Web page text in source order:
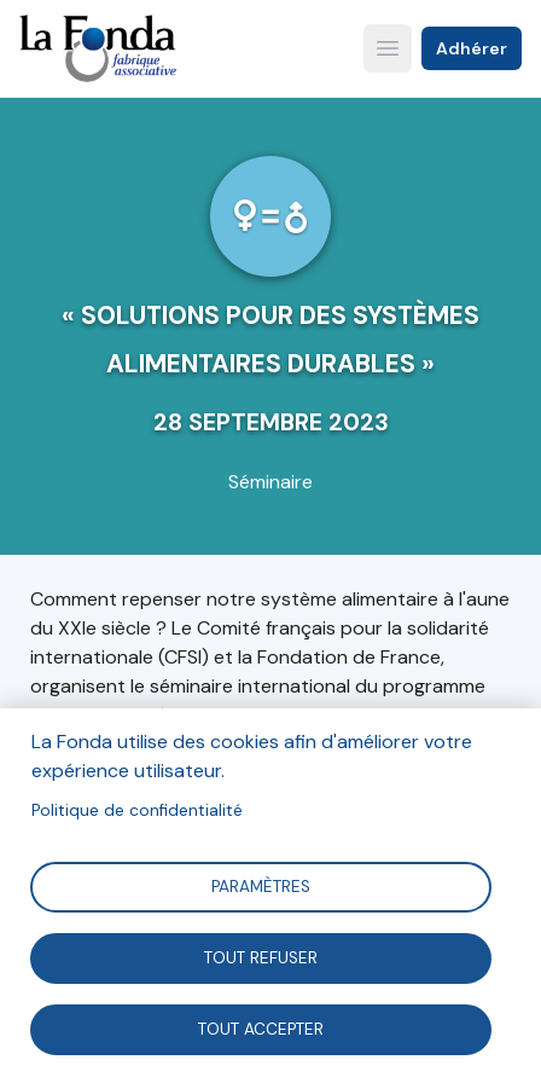
Aller
au
contenu
principal
Open main menu
Adhérer
« SOLUTIONS POUR DES SYSTÈMES
ALIMENTAIRES DURABLES »
28 SEPTEMBRE 2023
Séminaire
Comment repenser notre système alimentaire à l'aune
du XXIe siècle ? Le Comité français pour la solidarité
internationale (CFSI) et la Fondation de France,
organisent le séminaire international du programme
Terres nourricières autour de ce sujet, le jeudi 28
septembre 2023.
Le jeudi 28 septembre 202 De 9h à 18h Maison de la
Conversation - 12 rue Maurice Grimaud, Paris 18e
Inscription
La Fonda utilise des cookies afin d'améliorer votre
expérience utilisateur.
Politique de confidentialité
PARAMÈTRES
TOUT REFUSER
TOUT ACCEPTER